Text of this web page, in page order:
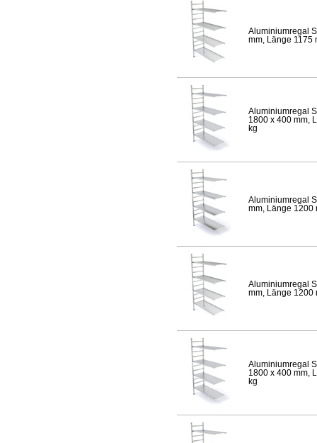
Aluminiumregal
mm, Länge 1175
Aluminiumregal
1800 x 400 mm,
kg
Aluminiumregal
mm, Länge 1200
Aluminiumregal
mm, Länge 1200
Aluminiumregal
1800 x 400 mm,
kg